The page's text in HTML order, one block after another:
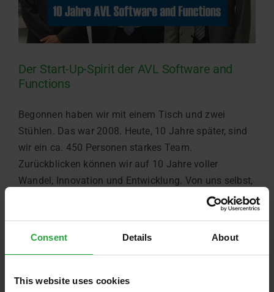
Consent Details About
This website uses cookies
Der Start-Up-Spirit der AVL Software and
Functions
Begonnen haben wir mit einem Tisch und zwei
Stühlen. Das war 2008. Heute, 10 Jahre später, sind
wir ein ca. 450 Personen starkes Team.
Zurückblicken können wir auf 10 Jahre voller
Wandel, Innovation und Entwicklung. Von uns selbst,
aber auch von Software- und Systemlösungen,
Prototypen und Serienmodellen und damit auch [...]
Weiterlesen